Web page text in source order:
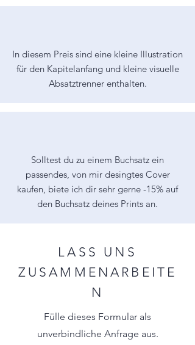
In diesem Preis sind eine kleine Illustration
für den Kapitelanfang und kleine visuelle
Absatztrenner enthalten.
Solltest du zu einem Buchsatz ein
passendes, von mir desingtes Cover
kaufen, biete ich dir sehr gerne -15% auf
den Buchsatz deines Prints an.
LASS UNS
ZUSAMMENARBEITE
N
Fülle dieses Formular als
unverbindliche Anfrage aus.